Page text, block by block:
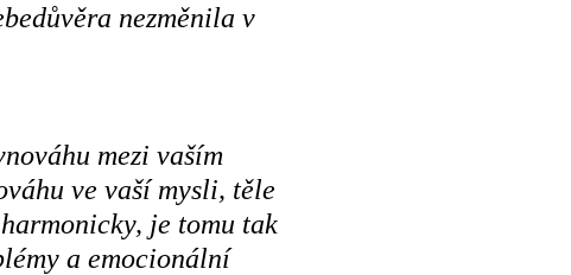
nezměnila v
mezi vaším
ve vaší mysli, těle
je tomu tak
a emocionální